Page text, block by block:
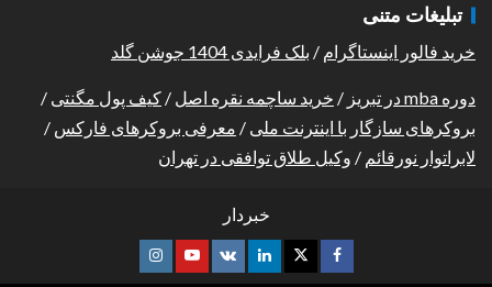
تبلیغات متنی
خرید فالور اینستاگرام / بلک فرایدی 1404 جوشن گلد
دوره mba در تبریز / خرید ساچمه نقره اصل / کیف پول مگنتی /
بروکرهای سازگار با اینترنت ملی / معرفی بروکرهای فارکس /
لابراتوار نورقائم / وکیل طلاق توافقی در تهران
خبردار